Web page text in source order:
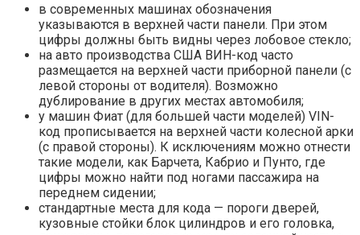
в современных машинах обозначения
указываются в верхней части панели. При этом
цифры должны быть видны через лобовое стекло;
на авто производства США ВИН-код часто
размещается на верхней части приборной панели (с
левой стороны от водителя). Возможно
дублирование в других местах автомобиля;
у машин Фиат (для большей части моделей) VIN-
код прописывается на верхней части колесной арки
(с правой стороны). К исключениям можно отнести
такие модели, как Барчета, Кабрио и Пунто, где
цифры можно найти под ногами пассажира на
переднем сидении;
стандартные места для кода — пороги дверей,
кузовные стойки блок цилиндров и его головка,